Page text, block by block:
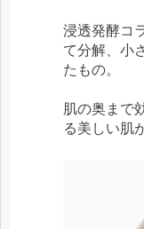
浸透発酵コ
て分解、小
たもの。
肌の奥まで
る美しい肌